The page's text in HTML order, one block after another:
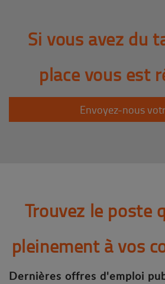
Si vous avez du
place vous est
Envoyez-nous
Trouvez le poste
pleinement à vos
Dernières offres d'emploi